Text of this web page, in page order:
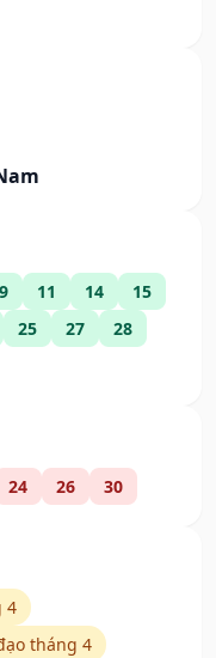
9 11 14
15
25 27
28
24 26 30
4
tháng 4